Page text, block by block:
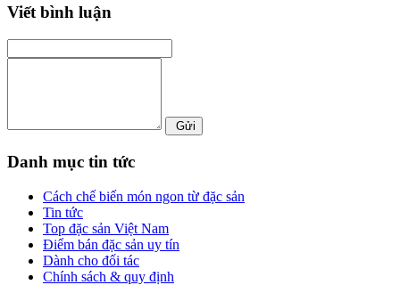
Viết bình luận
Gửi
Danh mục tin tức
Cách chế biến món ngon từ đặc sản
Tin tức
Top đặc sản Việt Nam
Điểm bán đặc sản uy tín
Dành cho đối tác
Chính sách & quy định